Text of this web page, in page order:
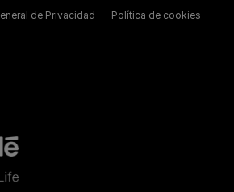
de Privacidad Política de cookies